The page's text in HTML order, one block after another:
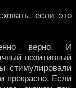
если это
верно. И
позитивный
стимулировали
прекрасно. Если